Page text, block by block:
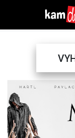
Previous